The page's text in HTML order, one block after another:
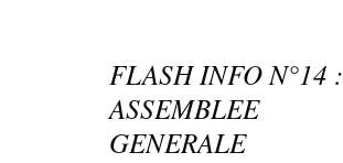
FLASH INFO N°14 :
ASSEMBLEE
GENERALE